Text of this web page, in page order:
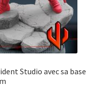
Studio avec sa base